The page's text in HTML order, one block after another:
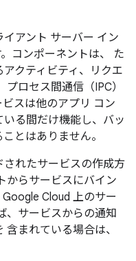
アント サーバー イン
コンポーネントは、 た
クティビティ、リクエ
ロセス間通信（IPC）
スは他のアプリ コン
る間だけ機能し、バッ
とはありません。
れたサービスの作成方
からサービスにバイン
Cloud 上のサー
、サービスからの通知
まれている場合は、